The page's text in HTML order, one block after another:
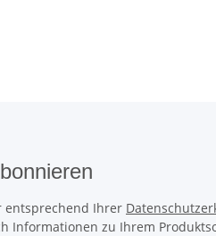
entsprechend Ihrer
Informationen zu Ihrem